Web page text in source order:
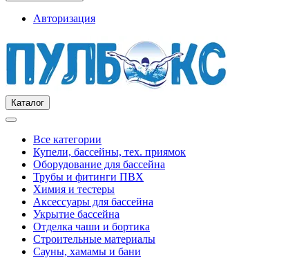
Авторизация
Каталог
Все категории
Купели, бассейны, тех. приямок
Оборудование для бассейна
Трубы и фитинги ПВХ
Химия и тестеры
Аксессуары для бассейна
Укрытие бассейна
Отделка чаши и бортика
Строительные материалы
Сауны, хамамы и бани